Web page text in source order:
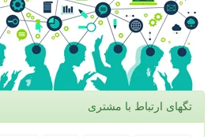
تگهای ارتباط با مشتری